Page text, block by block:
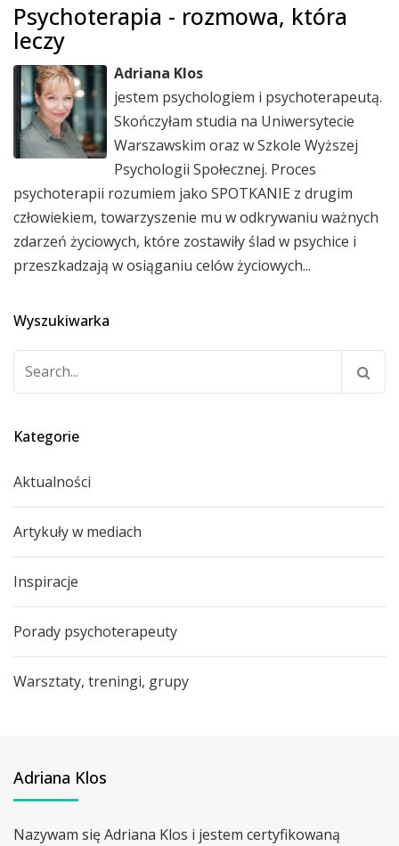
Psychoterapia - rozmowa, która
leczy
Adriana Klos
jestem psychologiem i psychoterapeutą.
Skończyłam studia na Uniwersytecie
Warszawskim oraz w Szkole Wyższej
Psychologii Społecznej. Proces
psychoterapii rozumiem jako SPOTKANIE z drugim
człowiekiem, towarzyszenie mu w odkrywaniu ważnych
zdarzeń życiowych, które zostawiły ślad w psychice i
przeszkadzają w osiąganiu celów życiowych...
Wyszukiwarka
Szukaj:
Kategorie
Aktualności
Artykuły w mediach
Inspiracje
Porady psychoterapeuty
Warsztaty, treningi, grupy
Adriana Klos
Nazywam się Adriana Klos i jestem certyfikowaną